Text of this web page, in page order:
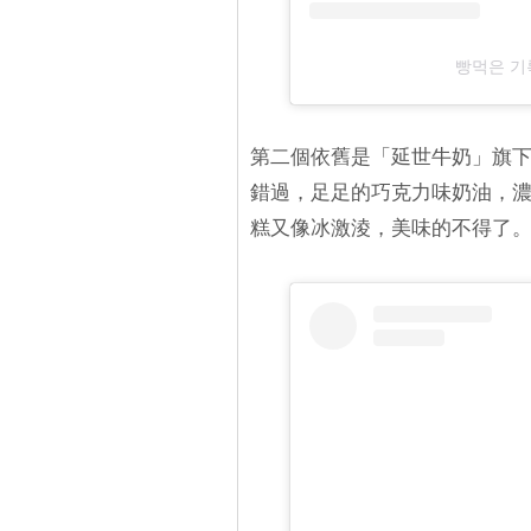
빵먹은
第二個依舊是「延世牛奶」旗
錯過，足足的巧克力味奶油，
糕又像冰激淩，美味的不得了